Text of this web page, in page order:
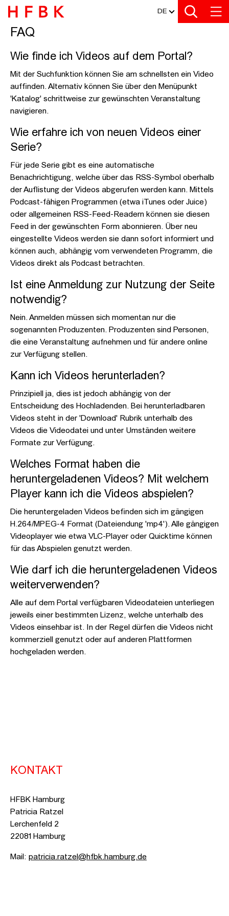
Zur Metanavigation
Zur Hauptnavigation
Zur Suche
Zum Inhalt
Zum Seitenfuss DE
FAQ
FAQ
Wie finde ich Videos auf dem Portal?
Mit der Suchfunktion können Sie am schnellsten ein Video
auffinden. Alternativ können Sie über den Menüpunkt
'Katalog' schrittweise zur gewünschten Veranstaltung
navigieren.
Wie erfahre ich von neuen Videos einer
Serie?
Für jede Serie gibt es eine automatische
Benachrichtigung, welche über das RSS-Symbol oberhalb
der Auflistung der Videos abgerufen werden kann. Mittels
Podcast-fähigen Programmen (etwa iTunes oder Juice)
oder allgemeinen RSS-Feed-Readern können sie diesen
Feed in der gewünschten Form abonnieren. Über neu
eingestellte Videos werden sie dann sofort informiert und
können auch, abhängig vom verwendeten Programm, die
Videos direkt als Podcast betrachten.
Ist eine Anmeldung zur Nutzung der Seite
notwendig?
Nein. Anmelden müssen sich momentan nur die
sogenannten Produzenten. Produzenten sind Personen,
die eine Veranstaltung aufnehmen und für andere online
zur Verfügung stellen.
Kann ich Videos herunterladen?
Prinzipiell ja, dies ist jedoch abhängig von der
Entscheidung des Hochladenden. Bei herunterladbaren
Videos steht in der 'Download' Rubrik unterhalb des
Videos die Videodatei und unter Umständen weitere
Formate zur Verfügung.
Welches Format haben die
heruntergeladenen Videos? Mit welchem
Player kann ich die Videos abspielen?
Die heruntergeladen Videos befinden sich im gängigen
H.264/MPEG-4 Format (Dateiendung 'mp4'). Alle gängigen
Videoplayer wie etwa VLC-Player oder Quicktime können
für das Abspielen genutzt werden.
Wie darf ich die heruntergeladenen Videos
weiterverwenden?
Alle auf dem Portal verfügbaren Videodateien unterliegen
jeweils einer bestimmten Lizenz, welche unterhalb des
Videos einsehbar ist. In der Regel dürfen die Videos nicht
kommerziell genutzt oder auf anderen Plattformen
hochgeladen werden.
KONTAKT
HFBK Hamburg
Patricia Ratzel
Lerchenfeld 2
22081 Hamburg
Mail: patricia.ratzel@hfbk.hamburg.de